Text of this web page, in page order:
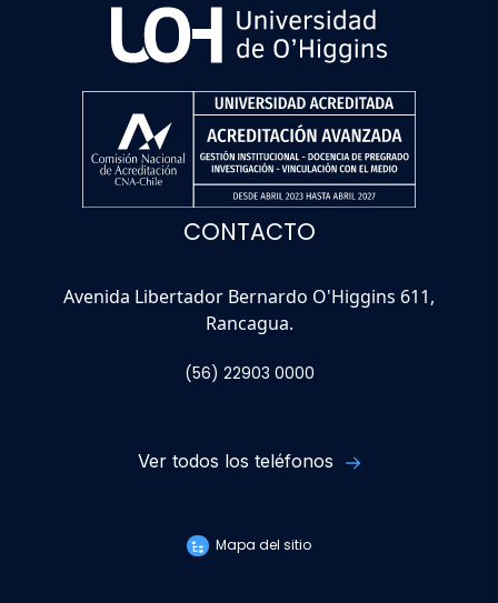
CONTACTO
Avenida Libertador Bernardo O'Higgins 611,
Rancagua.
(56) 22903 0000
Ver todos los teléfonos
Mapa del sitio